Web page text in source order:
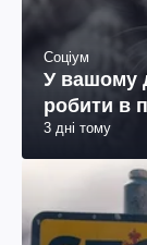
Соціум
У вашому
робити в
3 дні тому